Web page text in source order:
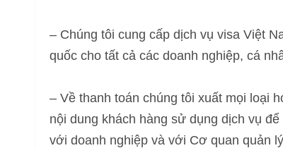
– Chúng tôi cung cấp dịch vụ visa Việt
quốc cho tất cả các doanh nghiệp, cá
– Về thanh toán chúng tôi xuất mọi loại
nội dung khách hàng sử dụng dịch vụ
với doanh nghiệp và với Cơ quan quản